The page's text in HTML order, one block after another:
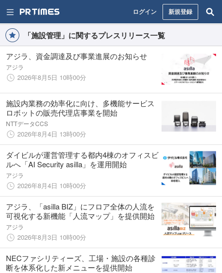
ログイン 新規登録
「施設管理」に関するプレスリリース一覧
アジラ、資金調達及び事業進展のお知らせ
アジラ
2026年8月5日 10時00分
施設内業務の効率化に向け、多機能サービス
ロボットの販売代理店事業を開始
NTTデータCCS
2026年8月4日 13時00分
ダイビルが運営管理する都内4棟のオフィスビ
ルへ「AI Security asilla」を運用開始
アジラ
2026年8月4日 10時00分
アジラ、「asilla BIZ」にフロア全体の人流を
可視化する新機能「人流マップ」を提供開始
アジラ
2026年8月3日 10時00分
NECファシリティーズ、工場・施設の各種診
断を体系化した新メニューを提供開始